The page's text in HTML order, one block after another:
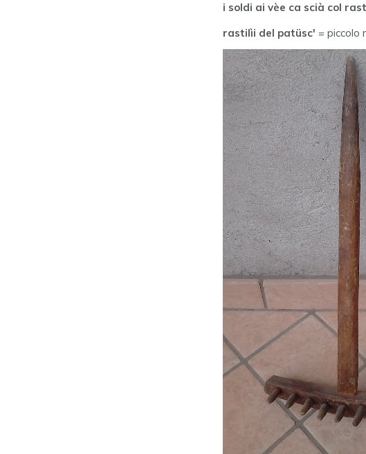
i soldi ai vèe ca scià col
rastilìi del patüsc' = piccolo